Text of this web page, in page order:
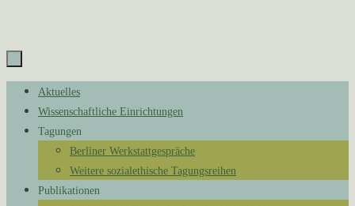
Zum
Inhalt
springen
Aktuelles
Wissenschaftliche Einrichtungen
Tagungen
Berliner Werkstattgespräche
Weitere sozialethische Tagungsreihen
Publikationen